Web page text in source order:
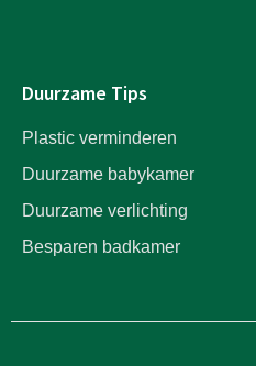
Duurzame Tips
Plastic verminderen
Duurzame babykamer
Duurzame verlichting
Besparen badkamer